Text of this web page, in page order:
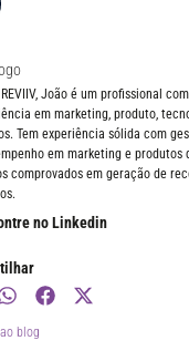
João é um profissional
em marketing, produto,
Tem experiência sólida com
em marketing e produtos
comprovados em geração de
no Linkedin
blog